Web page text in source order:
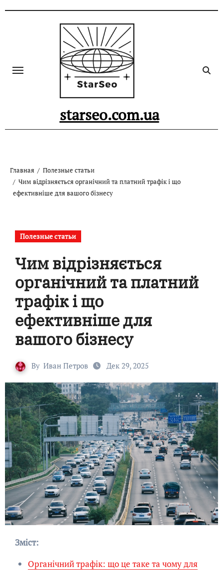
starseo.com.ua
Главная
Полезные статьи
Чим відрізняється органічний та платний трафік і що
ефективніше для вашого бізнесу
Полезные статьи
Чим відрізняється
органічний та платний
трафік і що
ефективніше для
вашого бізнесу
By Иван Петров Дек 29, 2025
Зміст:
Органічний трафік: що це таке та чому для